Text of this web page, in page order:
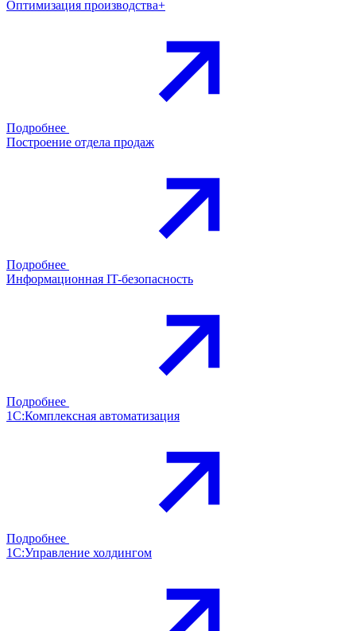
Оптимизация производства+
Подробнее
Построение отдела продаж
Подробнее
Информационная IT-безопасность
Подробнее
1С:Комплексная автоматизация
Подробнее
1С:Управление холдингом